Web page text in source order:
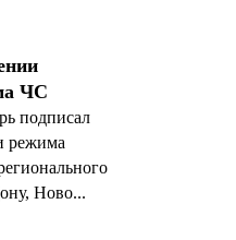
ЧС
подписал
режима
Ново...